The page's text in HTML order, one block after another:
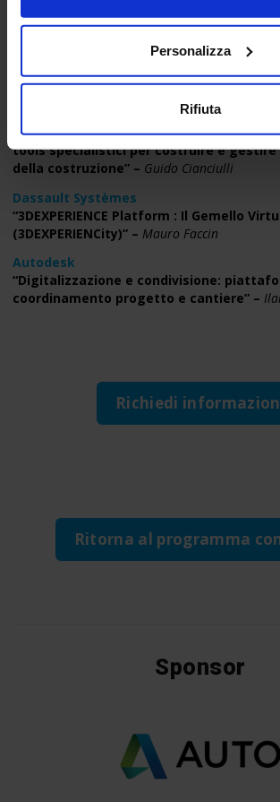
Personalizza
Rifiuta
17.20
“Piattaforme collaborative aperte e
tools specialistici per costruire e
della costruzione” – Guido Cianciulli
Dassault Systèmes
“3DEXPERIENCE Platform : Il Gemello
(3DEXPERIENCity)” – Mauro Faccin
Autodesk
“Digitalizzazione e condivisione:
coordinamento progetto e cantiere” –
Richiedi
Ritorna al programma
Sponsor